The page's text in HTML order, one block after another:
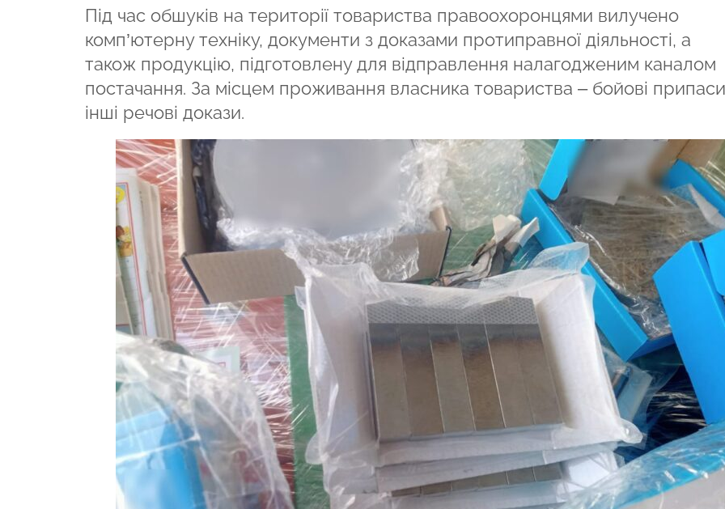
Під час обшуків на території товариства правоохоронцями вилучено
комп’ютерну техніку, документи з доказами протиправної діяльності, а
також продукцію, підготовлену для відправлення налагодженим каналом
постачання. За місцем проживання власника товариства – бойові
інші речові докази.